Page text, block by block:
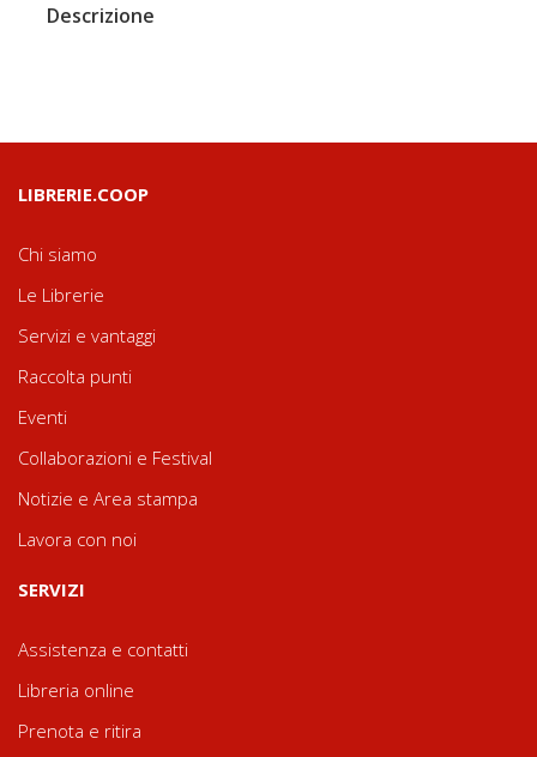
Descrizione
LIBRERIE.COOP
Chi siamo
Le Librerie
Servizi e vantaggi
Raccolta punti
Eventi
Collaborazioni e Festival
Notizie e Area stampa
Lavora con noi
SERVIZI
Assistenza e contatti
Libreria online
Prenota e ritira